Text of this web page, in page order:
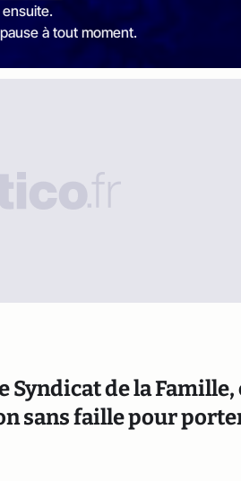
à tout moment.
Syndicat de la Famille,
sans faille pour